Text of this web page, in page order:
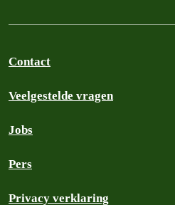
Contact
Veelgestelde vragen
Jobs
Pers
Privacy verklaring